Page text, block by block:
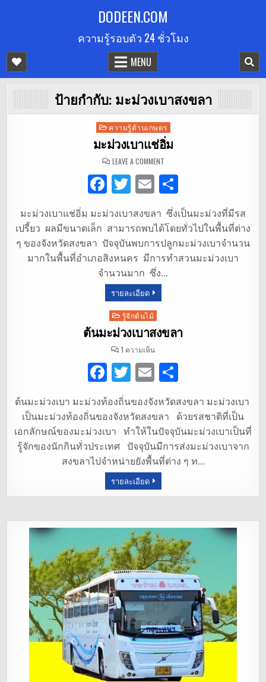
DODEEN.COM
ความรู้รอบตัว 24 ชั่วโมง
MENU
ป้ายกำกับ: มะม่วงเบาสงขลา
Posted
in
ความรู้ด้านเกษตร
มะม่วงเบาแช่อิ่ม
LEAVE A COMMENTON
เบา
แช่
อิ่ม
F
c
e
b
o
o
k
T
it
te
r
E
m
ai
l
h
ar
e
มะม่วงเบาแช่อิ่ม มะม่วงเบาสงขลา ซึ่งเป็นมะม่วงที่มีรส
เปรี้ยว ผลมีขนาดเล็ก สามารถพบได้โดยทั่วไปในพื้นที่ต่าง
ๆ ของจังหวัดสงขลา ปัจจุบันพบการปลูกมะม่วงเบาจำนวน
มากในพื้นที่อำเภอสิงหนคร มีการทำสวนมะม่วงเบา
จำนวนมาก ซึ่ง…
รายละเอียด
Posted
in
รู้จักต้นไม้
ต้นมะม่วงเบาสงขลา
1 ความเห็นบน
ต้น
มะม่วง
เบา
สงขลา
F
c
e
b
o
o
T
it
te
r
E
ai
l
ar
e
ต้นมะม่วงเบา มะม่วงท้องถิ่นของจังหวัดสงขลา มะม่วงเบา
เป็นมะม่วงท้องถิ่นของจังหวัดสงขลา ด้วยรสชาติที่เป็น
เอกลักษณ์ของมะม่วงเบา ทำให้ในปัจจุบันมะม่วงเบาเป็นที่
รู้จักของนักกินทั่วประเทศ ปัจจุบันมีการส่งมะม่วงเบาจาก
สงขลาไปจำหน่ายยังพื้นที่ต่าง ๆ ท…
รายละเอียด